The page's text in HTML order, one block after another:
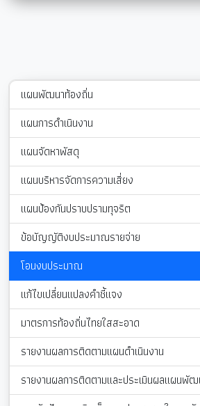
แผนพัฒนาท้องถิ่น
แผนการดำเนินงาน
แผนจัดหาพัสดุ
แผนบริหารจัดการความเสี่ยง
แผนป้องกันปราบปรามทุจริต
ข้อบัญญัติงบประมาณรายจ่าย
โอนงบประมาณ
แก้ไขเปลี่ยนแปลงคำชี้แจง
มาตรการท้องถิ่นไทยใสสะอาด
รายงานผลการติดตามแผนดำเนินงาน
รายงานผลการติดตามและประเมินผลแผนพั